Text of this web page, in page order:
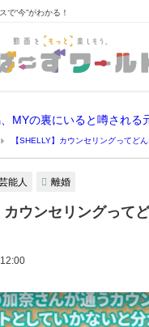
で“今”がわかる！
MYの裏にいると噂される
【SHELLY】カウンセリングってど
能人 離婚
カウンセリングって